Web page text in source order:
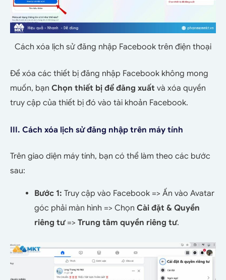
Cách xóa lịch sử đăng nhập Facebook trên điện thoại
Để xóa các thiết bị đăng nhập Facebook không mong
muốn, bạn Chọn thiết bị để đăng xuất và xóa quyền
truy cập của thiết bị đó vào tài khoản Facebook.
III. Cách xóa lịch sử đăng nhập trên máy tính
Trên giao diện máy tính, bạn có thể làm theo các bước
sau:
Bước 1: Truy cập vào Facebook => Ấn vào Avatar
góc phải màn hình => Chọn Cài đặt & Quyền
riêng tư=> Trung tâm quyền riêng tư.